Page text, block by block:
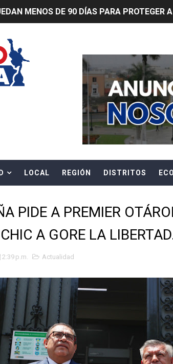
MENOS DE 90 DÍAS PARA PROTEGER
frente a robo de celulares: usuarios
gobierno debe priorizar el impulso a la
ALERTA SOBRE FALSOS
ADVIERTE SOBRE EL PELIGRO DE LOS
el Test de Aptitud Académica (TAA)
lanza tercera edición del concurso
cuatro atenciones del OSIPTEL
nueve de cada 10 atenciones a usuarios
QUEZADA PRESTÓ JURAMENTO
DE TRUJILLO Y VIRÚ BUSCAN LA
Fiestas Patrias? Así puedes evitar
ASEGURA QUE EN SUS PRIMEROS
MIL USUARIOS QUEDARON SIN ENERGÍA
LOCAL REGIÓN DISTRITOS
PIDE A PREMIER
A GORE LA
2:39 p.m. Actualidad